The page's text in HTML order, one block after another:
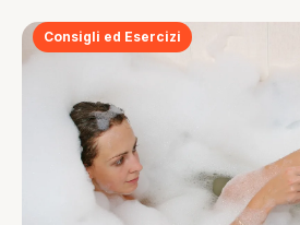
Consigli ed Esercizi